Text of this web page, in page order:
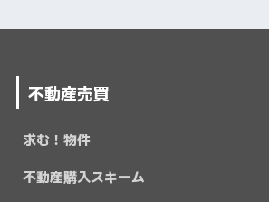
不動産売買
求む！物件
不動産購入スキーム